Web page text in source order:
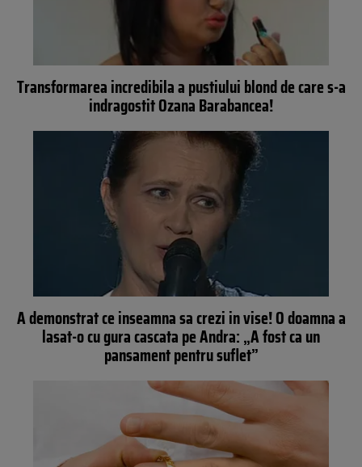
Transformarea incredibila a pustiului blond de care s-a
indragostit Ozana Barabancea!
A demonstrat ce inseamna sa crezi in vise! O doamna a
lasat-o cu gura cascata pe Andra: „A fost ca un
pansament pentru suflet”